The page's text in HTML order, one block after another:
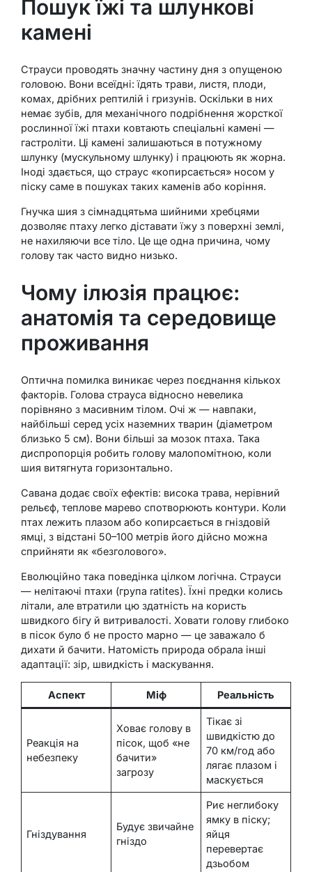
Пошук їжі та шлункові
камені
Страуси проводять значну частину дня з опущеною
головою. Вони всеїдні: їдять трави, листя, плоди,
комах, дрібних рептилій і гризунів. Оскільки в них
немає зубів, для механічного подрібнення жорсткої
рослинної їжі птахи ковтають спеціальні камені —
гастроліти. Ці камені залишаються в потужному
шлунку (мускульному шлунку) і працюють як жорна.
Іноді здається, що страус «копирсається» носом у
піску саме в пошуках таких каменів або коріння.
Гнучка шия з сімнадцятьма шийними хребцями
дозволяє птаху легко діставати їжу з поверхні землі,
не нахиляючи все тіло. Це ще одна причина, чому
голову так часто видно низько.
Чому ілюзія працює:
анатомія та середовище
проживання
Оптична помилка виникає через поєднання кількох
факторів. Голова страуса відносно невелика
порівняно з масивним тілом. Очі ж — навпаки,
найбільші серед усіх наземних тварин (діаметром
близько 5 см). Вони більші за мозок птаха. Така
диспропорція робить голову малопомітною, коли
шия витягнута горизонтально.
Савана додає своїх ефектів: висока трава, нерівний
рельєф, теплове марево спотворюють контури. Коли
птах лежить плазом або копирсається в гніздовій
ямці, з відстані 50–100 метрів його дійсно можна
сприйняти як «безголового».
Еволюційно така поведінка цілком логічна. Страуси
— нелітаючі птахи (група ratites). Їхні предки колись
літали, але втратили цю здатність на користь
швидкого бігу й витривалості. Ховати голову глибоко
в пісок було б не просто марно — це заважало б
дихати й бачити. Натомість природа обрала інші
адаптації: зір, швидкість і маскування.
Аспект Міф Реальність
Реакція на
небезпеку
Ховає голову в
пісок, щоб «не
бачити»
загрозу
Тікає зі
швидкістю до
70 км/год або
лягає плазом і
маскується
Гніздування
Будує звичайне
гніздо
Риє неглибоку
ямку в піску;
яйця
перевертає
дзьобом